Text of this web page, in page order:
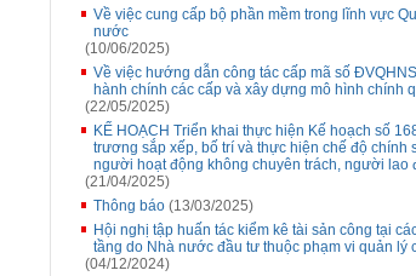
Về việc cung cấp bộ phần mềm trong lĩnh vực
nước
(10/06/2025)
Về việc hướng dẫn công tác cấp mã số
hành chính các cấp và xây dựng mô hình chính
(22/05/2025)
KẾ HOẠCH Triển khai thực hiện Kế hoạch số
trương sắp xếp, bố trí và thực hiện chế độ
người hoạt động không chuyên trách, người lao
(21/04/2025)
Thông báo (13/03/2025)
Hội nghị tập huấn tác kiểm kê tài sản công tại
tầng do Nhà nước đầu tư thuộc phạm vi quản lý
(04/12/2024)